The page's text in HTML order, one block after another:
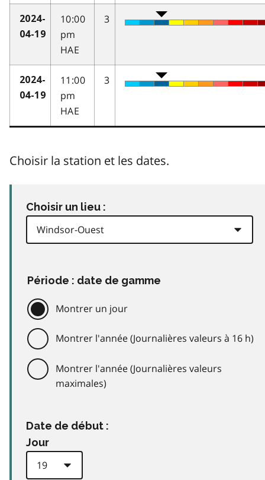
2024-
04-19
10:00
pm
HAE
3
2024-
04-19
11:00
pm
HAE
3
Choisir la station et les dates.
Choisir un lieu :
Période : date de gamme
Montrer un jour
Montrer l'année (Journalières valeurs à 16 h)
Montrer l'année (Journalières valeurs
maximales)
Date de début :
Jour